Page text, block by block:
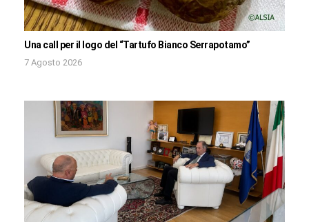
Una call per il logo del “Tartufo Bianco Serrapotamo”
7 Agosto 2026